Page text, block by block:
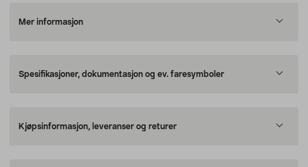
Mer informasjon
Spesifikasjoner, dokumentasjon og ev. faresymboler
Kjøpsinformasjon, leveranser og returer